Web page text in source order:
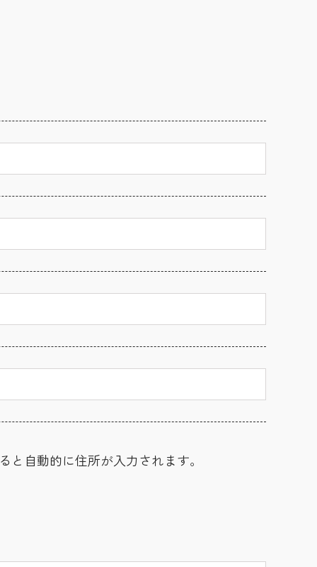
と自動的に住所が入力されます。